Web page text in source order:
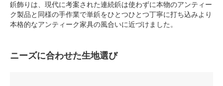
鋲飾りは、現代に考案された連続鋲は使わずに本物のアンティー
ク製品と同様の手作業で単鋲をひとつひとつ丁寧に打ち込みより
本格的なアンティーク家具の風合いに近づけました。
ニーズに合わせた生地選び